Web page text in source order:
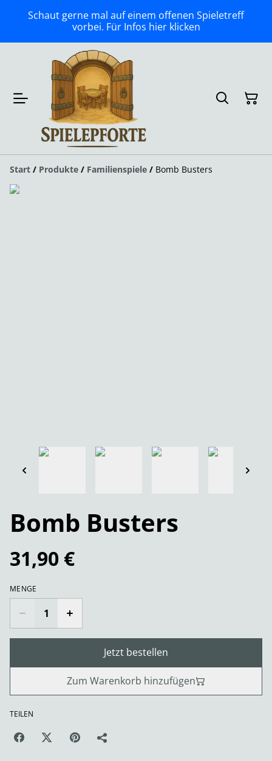
Schaut gerne mal auf einem offenen Spieletreff
vorbei. Für Infos hier klicken
Start / Produkte / Familienspiele / Bomb Busters
Bomb Busters
31,90 €
MENGE
Jetzt bestellen
Zum Warenkorb hinzufügen
TEILEN